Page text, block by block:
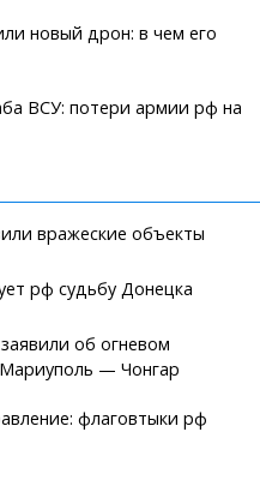
новый дрон: в чем его
ВСУ: потери армии рф на
вражеские объекты
рф судьбу Донецка
об огневом
— Чонгар
флаговтыки рф